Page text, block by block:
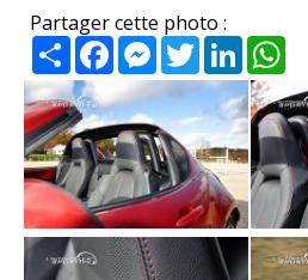
Partager cette photo :
PartagerFacebookMessenger
TwitterLinkedIn